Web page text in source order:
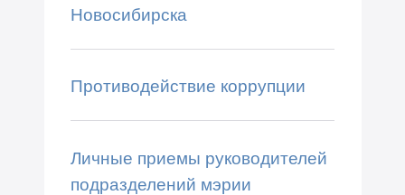
Новосибирска
Противодействие коррупции
Личные приемы руководителей
подразделений мэрии